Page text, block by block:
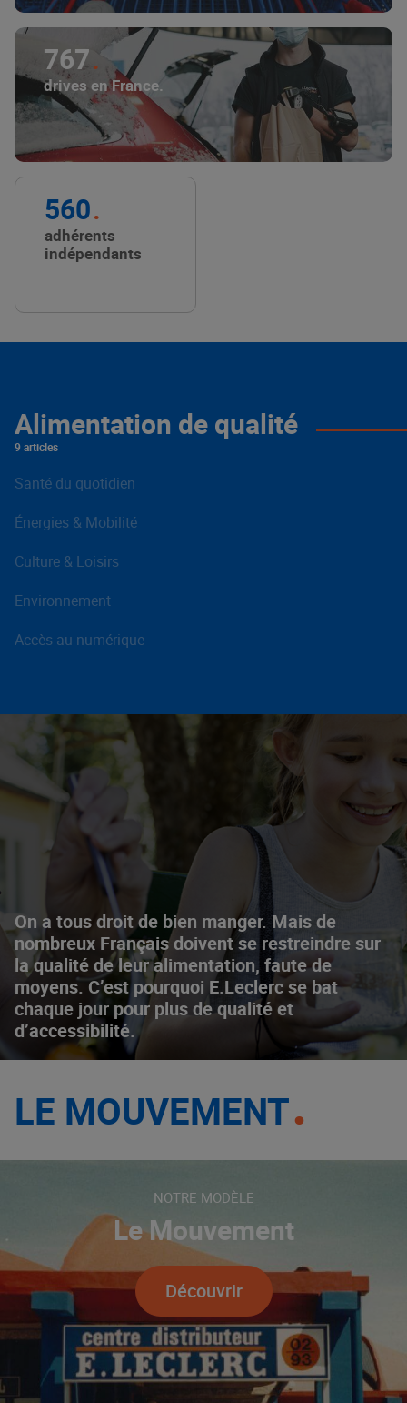
767
drives en France.
560
adhérents
indépendants
On a tous droit de bien manger. Mais de
nombreux Français doivent se restreindre sur
la qualité de leur alimentation, faute de
moyens. C’est pourquoi E.Leclerc se bat
chaque jour pour plus de qualité et
d’accessibilité.
Alimentation de qualité
9 articles
Santé du quotidien
Énergies & Mobilité
Culture & Loisirs
Environnement
Accès au numérique
LE MOUVEMENT
NOTRE MODÈLE
Le Mouvement
Découvrir